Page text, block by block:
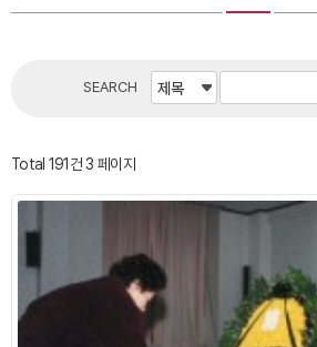
SEARCH
Total 191건3 페이지